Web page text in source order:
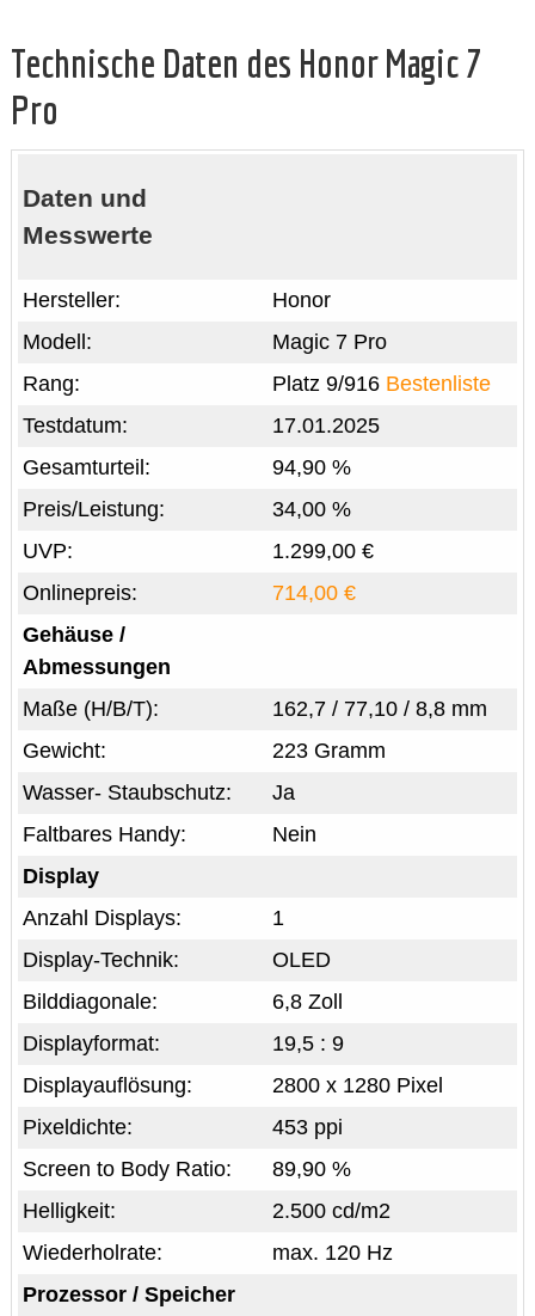
Technische Daten des Honor Magic 7
Pro
Daten und
Messwerte
Honor
Hersteller:
Magic 7 Pro
Modell:
Platz 9/916 Bestenliste
Rang:
17.01.2025
Testdatum:
94,90 %
Gesamturteil:
34,00 %
Preis/Leistung:
1.299,00 €
UVP:
714,00 €
Onlinepreis:
Gehäuse /
Abmessungen
162,7 / 77,10 / 8,8 mm
Maße (H/B/T):
223 Gramm
Gewicht:
Ja
Wasser- Staubschutz:
Nein
Faltbares Handy:
Display
1
Anzahl Displays:
OLED
Display-Technik:
6,8 Zoll
Bilddiagonale:
19,5 : 9
Displayformat:
2800 x 1280 Pixel
Displayauflösung:
453 ppi
Pixeldichte:
89,90 %
Screen to Body Ratio:
2.500 cd/m2
Helligkeit:
max. 120 Hz
Wiederholrate:
Prozessor / Speicher